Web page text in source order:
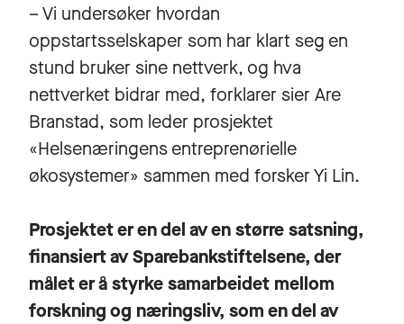
– Vi undersøker hvordan
oppstartsselskaper som har klart seg en
stund bruker sine nettverk, og hva
nettverket bidrar med, forklarer sier Are
Branstad, som leder prosjektet
«Helsenæringens entreprenørielle
økosystemer» sammen med forsker Yi Lin.
Prosjektet er en del av en større satsning,
finansiert av Sparebankstiftelsene, der
målet er å styrke samarbeidet mellom
forskning og næringsliv, som en del av